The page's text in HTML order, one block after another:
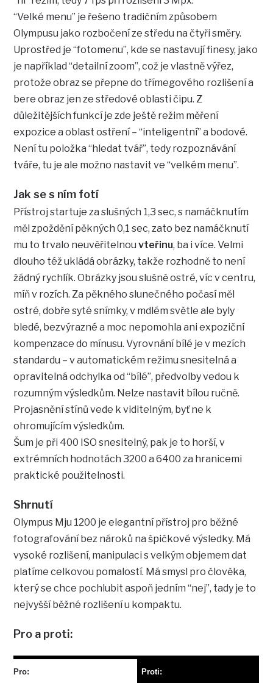
“Velké menu” je řešeno tradičním způsobem
Olympusu jako rozbočení ze středu na čtyři směry.
Uprostřed je “fotomenu”, kde se nastavují finesy, jako
je například “detailní zoom”, což je vlastně výřez,
protože obraz se přepne do třímegového rozlišení a
bere obraz jen ze středové oblasti čipu. Z
důležitějších funkcí je zde ještě režim měření
expozice a oblast ostření – “inteligentní” a bodové.
Není tu položka “hledat tvář”, tedy rozpoznávání
tváře, tu je ale možno nastavit ve “velkém menu”.
Jak se s ním fotí
Přístroj startuje za slušných 1,3 sec, s namáčknutím
měl zpoždění pěkných 0,1 sec, zato bez namáčknutí
mu to trvalo neuvěřitelnouvteřinu, ba i více. Velmi
dlouho též ukládá obrázky, takže rozhodně to není
žádný rychlík. Obrázky jsou slušně ostré, víc v centru,
míň v rozích. Za pěkného slunečného počasí měl
ostré, dobře syté snímky, v mdlém světle ale byly
bledé, bezvýrazné a moc nepomohla ani expoziční
kompenzace do mínusu. Vyrovnání bílé je v mezích
standardu – v automatickém režimu snesitelná a
opravitelná odchylka od “bílé”, předvolby vedou k
rozumným výsledkům. Nelze nastavit bílou ručně.
Projasnění stínů vede k viditelným, byť ne k
ohromujícím výsledkům.
Šum je při 400 ISO snesitelný, pak je to horší, v
extrémních hodnotách 3200 a 6400 za hranicemi
praktické použitelnosti.
Shrnutí
Olympus Mju 1200 je elegantní přístroj pro běžné
fotografování bez nároků na špičkové výsledky. Má
vysoké rozlišení, manipulaci s velkým objemem dat
platíme celkovou pomalostí. Má smysl pro člověka,
který se chce pochlubit aspoň jedním “nej”, tady je to
nejvyšší běžné rozlišení u kompaktu.
Pro a proti:
Pro:
Proti: